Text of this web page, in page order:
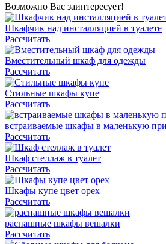
Возможно Вас заинтересует!
Шкафчик над инсталляцией в туалете
Рассчитать
Вместительный шкаф для одежды
Рассчитать
Стильные шкафы купе
Рассчитать
встраиваемые шкафы в маленькую
Рассчитать
Шкаф стеллаж в туалет
Рассчитать
Шкафы купе цвет орех
Рассчитать
распашные шкафы вешалки
Рассчитать